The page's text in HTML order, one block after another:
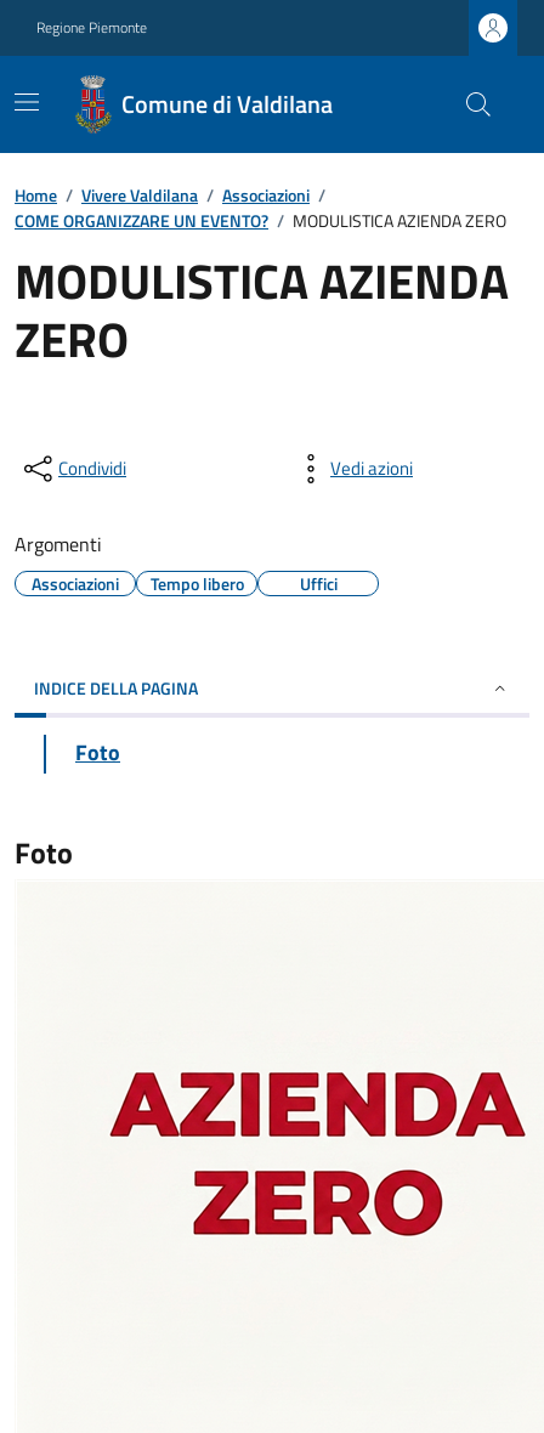
Regione Piemonte
Comune di Valdilana
Home / Vivere Valdilana / Associazioni /
COME ORGANIZZARE UN EVENTO? / MODULISTICA AZIENDA ZERO
MODULISTICA AZIENDA
ZERO
Condividi Vedi azioni
Argomenti
Associazioni Tempo libero Uffici
INDICE DELLA PAGINA
Foto
Foto